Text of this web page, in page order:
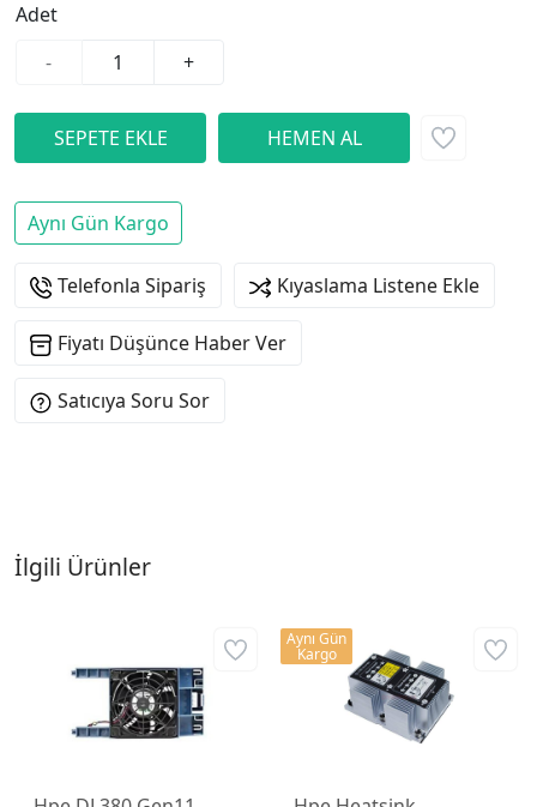
Adet
-
+
Aynı Gün Kargo
Telefonla Sipariş Kıyaslama Listene Ekle
Fiyatı Düşünce Haber Ver
Satıcıya Soru Sor
İlgili Ürünler
Aynı Gün
Kargo